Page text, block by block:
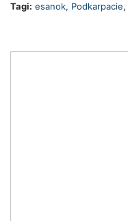
Tagi: esanok, Podkarpacie,